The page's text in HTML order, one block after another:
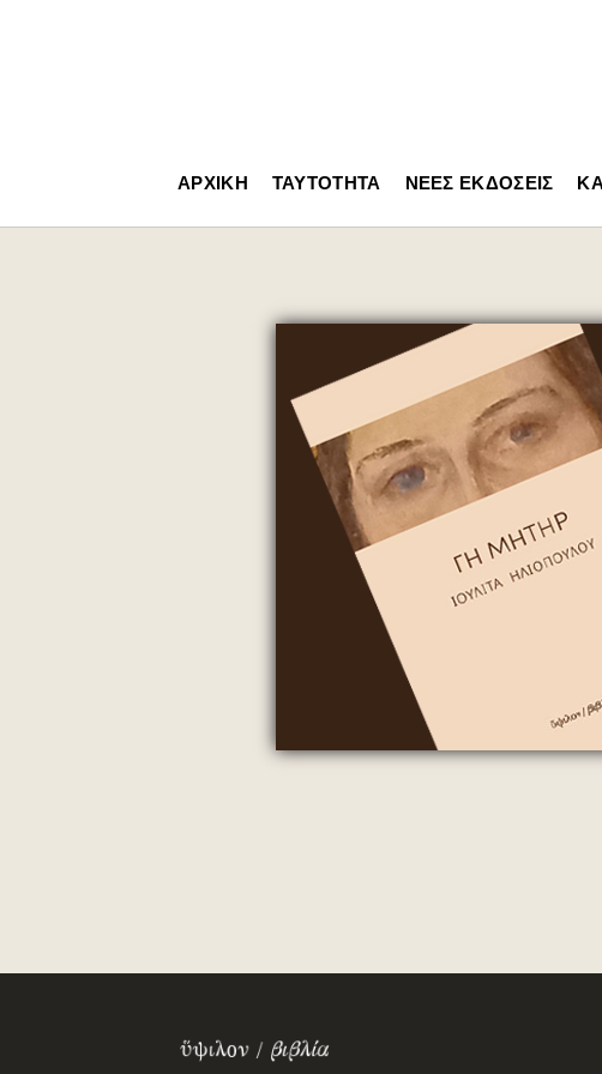
ΑΡΧΙΚΉ ΤΑΥΤΌΤΗΤΑ ΝΈΕΣ ΕΚΔΌΣΕΙΣ